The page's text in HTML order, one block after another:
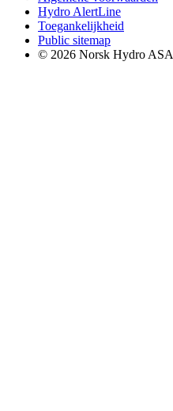
Hydro AlertLine
Toegankelijkheid
Public sitemap
© 2026 Norsk Hydro ASA